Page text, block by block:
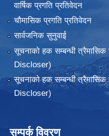
वार्षिक प्रगति प्रतिवेदन
चौमासिक प्रगति प्रतिवेदन
सार्वजनिक सुनुवाई
सूचनाको हक सम्बन्धी
Discloser)
सूचनाको हक सम्बन्धी
Discloser)
सम्पर्क विवरण